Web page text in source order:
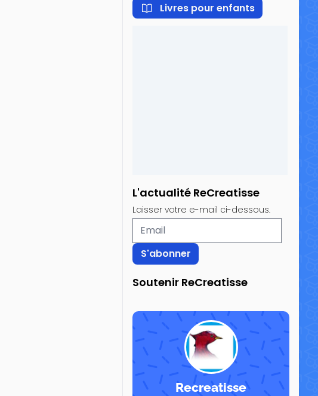
Livres pour enfants
L'actualité ReCreatisse
Laisser votre e-mail ci-dessous.
Soutenir ReCreatisse
Recreatisse